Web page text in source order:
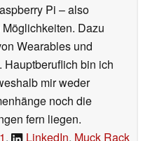
Pi – also
Dazu
Wearables und
Hauptberuflich bin ich
mir weder
noch die
fern liegen.
, LinkedIn, Muck Rack